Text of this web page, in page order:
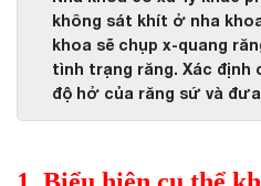
không sát khít ở nha
khoa sẽ chụp x-quang
tình trạng răng. Xác định
độ hở của răng sứ và